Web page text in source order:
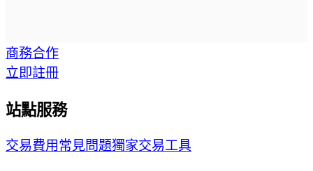
商務合作
立即註冊
站點服務
交易費用常見問題獨家交易工具